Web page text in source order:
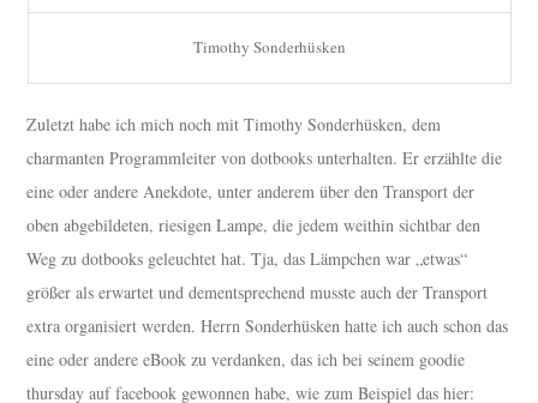
Timothy Sonderhüsken
Zuletzt habe ich mich noch mit Timothy Sonderhüsken, dem
charmanten Programmleiter von dotbooks unterhalten. Er erzählte die
eine oder andere Anekdote, unter anderem über den Transport der
oben abgebildeten, riesigen Lampe, die jedem weithin sichtbar den
Weg zu dotbooks geleuchtet hat. Tja, das Lämpchen war „etwas“
größer als erwartet und dementsprechend musste auch der Transport
extra organisiert werden. Herrn Sonderhüsken hatte ich auch schon das
eine oder andere eBook zu verdanken, das ich bei seinem goodie
thursday auf facebook gewonnen habe, wie zum Beispiel das hier: